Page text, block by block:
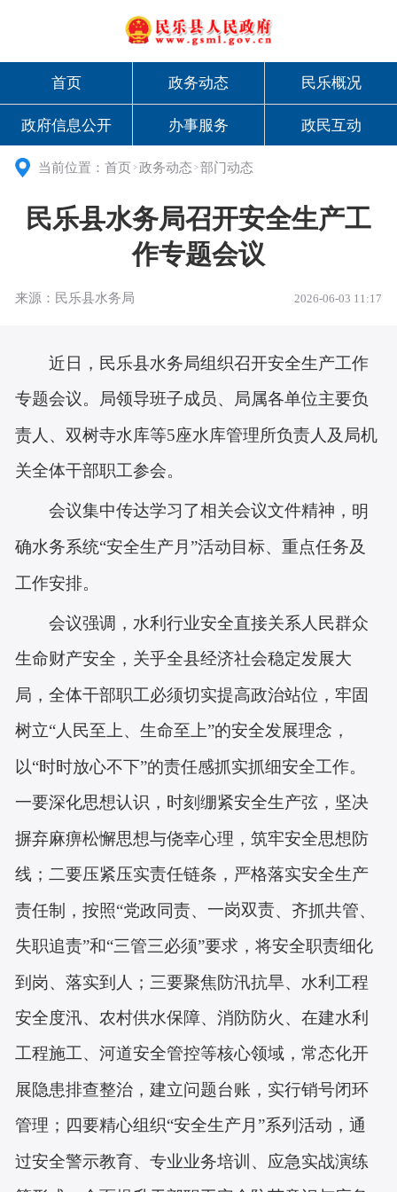
首页 政务动态 民乐概况
政府信息公开 办事服务 政民互动
当前位置：首页 > 政务动态 >部门动态
民乐县水务局召开安全生产工
作专题会议
来源：民乐县水务局 2026-06-03 11:17
近日，民乐县水务局组织召开安全生产工作
专题会议。局领导班子成员、局属各单位主要负
责人、双树寺水库等5座水库管理所负责人及局机
关全体干部职工参会。
会议集中传达学习了相关会议文件精神， 明
确水务系统“安全生产月”活动目标、重点任务及
工作安排。
会议强调，水利行业安全直接关系人民群众
生命财产安全，关乎全县经济社会稳定发展大
局，全体干部职工必须切实提高政治站位，牢固
树立“人民至上、生命至上”的安全发展理念，
以“时时放心不下”的责任感抓实抓细安全工作。
一要深化思想认识，时刻绷紧安全生产弦，坚决
摒弃麻痹松懈思想与侥幸心理，筑牢安全思想防
线；二要压紧压实责任链条，严格落实安全生产
责任制，按照“党政同责、一岗双责、齐抓共管、
失职追责”和“三管三必须”要求，将安全职责细化
到岗、落实到人；三要聚焦防汛抗旱、水利工程
安全度汛、农村供水保障、消防防火、在建水利
工程施工、河道安全管控等核心领域，常态化开
展隐患排查整治，建立问题台账，实行销号闭环
管理；四要精心组织“安全生产月”系列活动，通
过安全警示教育、专业业务培训、应急实战演练